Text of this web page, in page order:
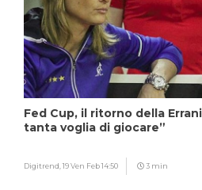
Fed Cup, il ritorno della
tanta voglia di giocare”
Digitrend,19 Ven Feb 14:50 3 min